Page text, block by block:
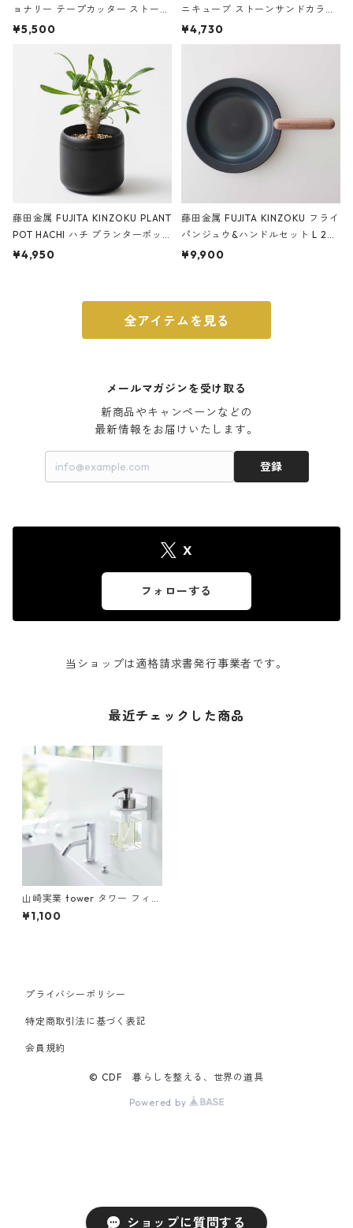
ショップに質問する
ョナリー テープカッター ストーン
サンドカラー 石調 ideaco Station
¥5,500
ニキューブ ストーンサンドカラー
石調 ideaco Umbrella Stand CUB
E ストーンサンドブラック
¥4,730
藤田金属 FUJITA KINZOKU PLANT
POT HACHI ハチ プランターポッ
ト 3号 ブラック
¥4,950
藤田金属 FUJITA KINZOKU フライ
パンジュウ&ハンドルセット L 24c
m ガス火・IH対応 鉄フライパン
¥9,900
全アイテムを見る
メールマガジンを受け取る
新商品やキャンペーンなどの
最新情報をお届けいたします。
登録
X
フォローする
当ショップは適格請求書発行事業者です。
最近チェックした商品
山崎実業 tower タワー フィル
ムフック ディスペンサーホル
ダー 泡タイプ ホワイト
¥1,100
プライバシーポリシー
特定商取引法に基づく表記
会員規約
© CDF 暮らしを整える、世界の道具
Powered by